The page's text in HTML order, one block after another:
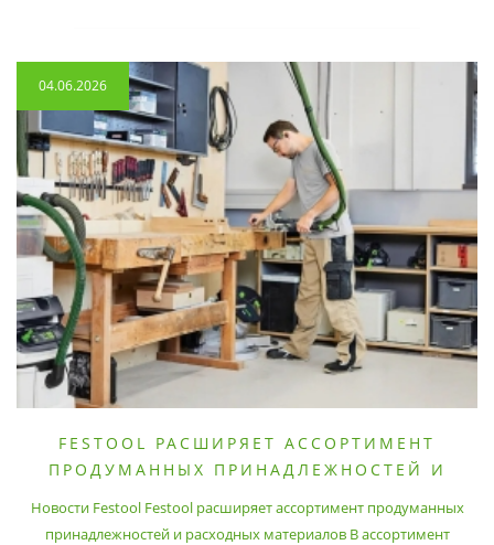
04.06.2026
FESTOOL РАСШИРЯЕТ АССОРТИМЕНТ
ПРОДУМАННЫХ ПРИНАДЛЕЖНОСТЕЙ И
Новости Festool Festool расширяет ассортимент продуманных
принадлежностей и расходных материалов В ассортимент